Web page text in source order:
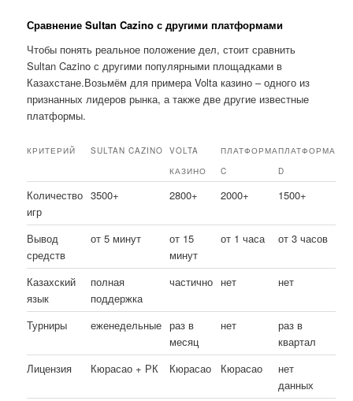
Сравнение Sultan Cazino с другими платформами
Чтобы понять реальное положение дел, стоит сравнить
Sultan Cazino с другими популярными площадками в
Казахстане.Возьмём для примера Volta казино – одного из
признанных лидеров рынка, а также две другие известные
платформы.
КРИТЕРИЙ SULTAN CAZINO
VOLTA
КАЗИНО
ПЛАТФОРМА
C
ПЛАТФОРМА
D
Количество
игр
3500+ 2800+ 2000+ 1500+
Вывод
средств
от 5 минут
от 15
минут
от 1 часа от 3 часов
Казахский
язык
полная
поддержка
частично нет нет
Турниры еженедельные раз в
месяц
нет
раз в
квартал
Лицензия
Кюрасао + РК Кюрасао Кюрасао
нет
данных